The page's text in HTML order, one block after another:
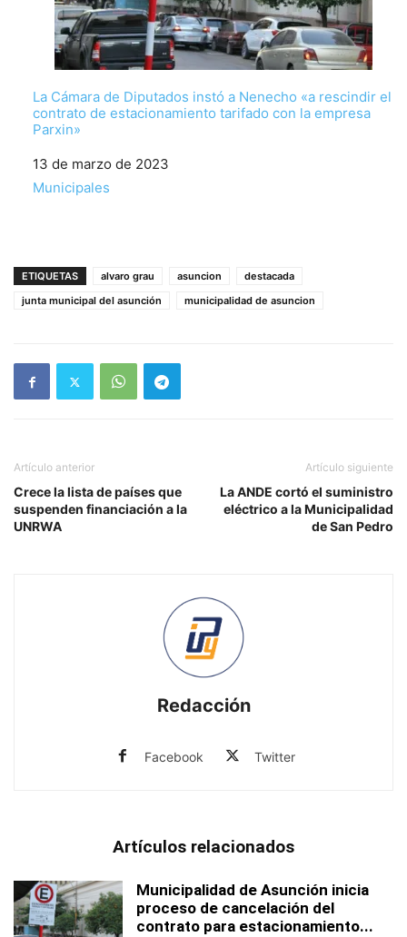
La Cámara de Diputados instó a Nenecho «a rescindir el
contrato de estacionamiento tarifado con la empresa
Parxin»
Fecha
13 de marzo de 2023
Respecto a
Municipales
ETIQUETAS alvaro grau asuncion
destacada
junta municipal del asunción
municipalidad de asuncion
Artículo anterior
Crece la lista de países que
suspenden financiación a la
UNRWA
Artículo siguiente
La ANDE cortó el suministro
eléctrico a la Municipalidad
de San Pedro
Redacción
Facebook Twitter
Artículos relacionados
Municipalidad de Asunción inicia
proceso de cancelación del
contrato para estacionamiento...